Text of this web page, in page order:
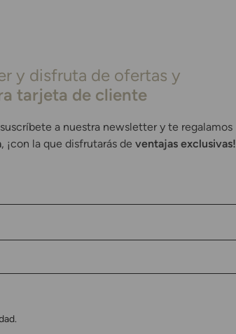
y disfruta de ofertas y
tarjeta de cliente
a nuestra newsletter y te regalamos
, ¡con la que disfrutarás de ventajas exclusivas!